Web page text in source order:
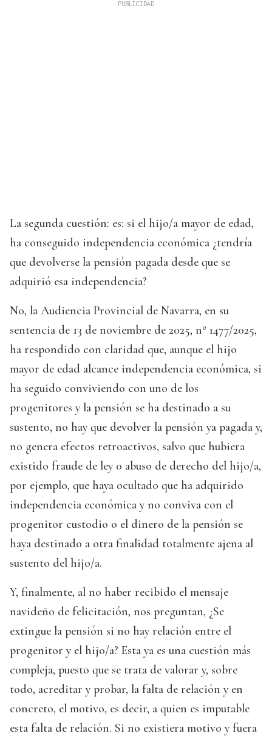
La segunda cuestión: es: si el hijo/a mayor de edad,
ha conseguido independencia económica ¿tendría
que devolverse la pensión pagada desde que se
adquirió esa independencia?
No, la Audiencia Provincial de Navarra, en su
sentencia de 13 de noviembre de 2025, nº 1477/2025,
ha respondido con claridad que, aunque el hijo
mayor de edad alcance independencia económica, si
ha seguido conviviendo con uno de los
progenitores y la pensión se ha destinado a su
sustento, no hay que devolver la pensión ya pagada y,
no genera efectos retroactivos, salvo que hubiera
existido fraude de ley o abuso de derecho del hijo/a,
por ejemplo, que haya ocultado que ha adquirido
independencia económica y no conviva con el
progenitor custodio o el dinero de la pensión se
haya destinado a otra finalidad totalmente ajena al
sustento del hijo/a.
Y, finalmente, al no haber recibido el mensaje
navideño de felicitación, nos preguntan, ¿Se
extingue la pensión si no hay relación entre el
progenitor y el hijo/a? Esta ya es una cuestión más
compleja, puesto que se trata de valorar y, sobre
todo, acreditar y probar, la falta de relación y en
concreto, el motivo, es decir, a quien es imputable
esta falta de relación. Si no existiera motivo y fuera